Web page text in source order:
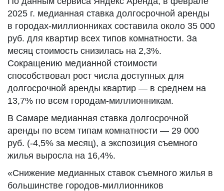
2025 г. медианная ставка долгосрочной аренды
в городах-миллионниках составила около 35 000
руб. для квартир всех типов комнатности. За
месяц стоимость снизилась на 2,3%.
Сокращению медианной стоимости
способствовал рост числа доступных для
долгосрочной аренды квартир — в среднем на
13,7% по всем городам-миллионникам.
В Самаре медианная ставка долгосрочной
аренды по всем типам комнатности — 29 000
руб. (-4,5% за месяц), а экспозиция съемного
жилья выросла на 16,4%.
«Снижение медианных ставок съемного жилья в
большинстве городов-миллионников